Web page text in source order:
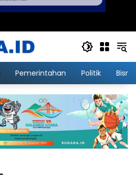
Pemerintahan Politik